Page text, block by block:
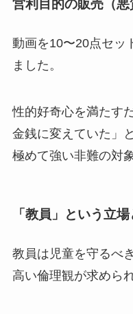
営利目的の販売（悪
動画を10〜20点セッ
ました。
性的好奇心を満たす
金銭に変えていた」
極めて強い非難の対
「教員」という立
教員は児童を守るべ
高い倫理観が求めら